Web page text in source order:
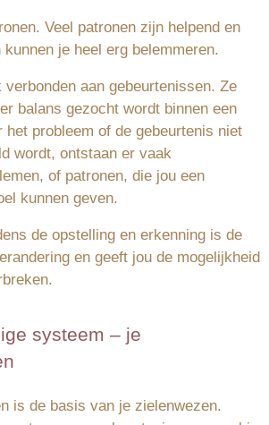
Veel patronen zijn helpend en
je heel erg belemmeren.
aan gebeurtenissen. Ze
balans gezocht wordt binnen een
het probleem of de gebeurtenis niet
wordt, ontstaan er vaak
of patronen, die jou een
kunnen geven.
de opstelling en erkenning is de
en geeft jou de mogelijkheid
systeem – je
is de basis van je zielenwezen.